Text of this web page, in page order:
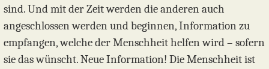
sind. Und mit der Zeit werden die anderen auch
angeschlossen werden und beginnen, Information zu
empfangen, welche der Menschheit helfen wird – sofern
sie das wünscht. Neue Information! Die Menschheit ist